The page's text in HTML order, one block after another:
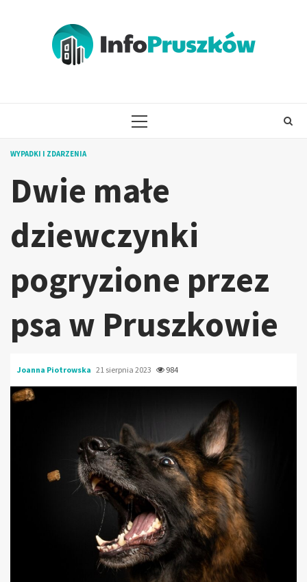
PRIMARY
WYPADKI I ZDARZENIA
Dwie małe
dziewczynki
pogryzione przez
psa w Pruszkowie
Joanna Piotrowska 21 sierpnia 2023 984